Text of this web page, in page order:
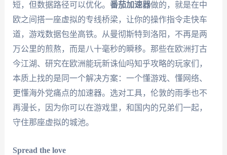
短，但数据路径可以优化。 番茄加速器做的，就是在中
欧之间搭一座虚拟的专线桥梁，让你的操作指令走快车
道，游戏数据包坐高铁。从曼彻斯特到洛阳，不再是两
万公里的煎熬，而是八十毫秒的瞬移。那些在欧洲打古
今江湖、研究在欧洲能玩新诛仙吗知乎攻略的玩家们，
本质上找的是同一个解决方案：一个懂游戏、懂网络、
更懂海外党痛点的加速器。选对工具，伦敦的雨季也不
再漫长，因为你可以在游戏里，和国内的兄弟们一起，
守住那座虚拟的城池。
Spread the love